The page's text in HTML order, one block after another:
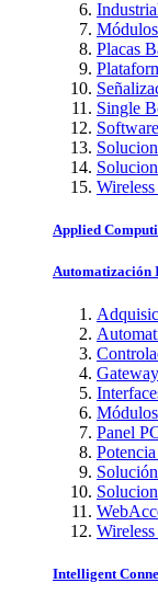
Placas
Single
Applied
Automatización
Panel
Intelligent